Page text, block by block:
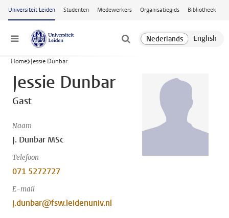
Ga naar hoofdinhoud
Universiteit Leiden Studenten Medewerkers Organisatiegids Bibliotheek
Menu
Home Jessie Dunbar
Jessie Dunbar
Gast
Naam
J. Dunbar MSc
Telefoon
071 5272727
E-mail
j.dunbar@fsw.leidenuniv.nl